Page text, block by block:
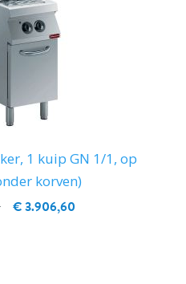
1 kuip GN 1/1, op
korven)
€ 3.906,60